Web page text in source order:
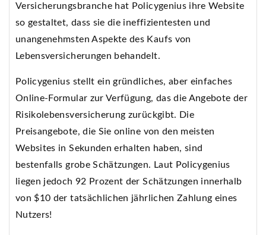
Versicherungsbranche hat Policygenius ihre Website
so gestaltet, dass sie die ineffizientesten und
unangenehmsten Aspekte des Kaufs von
Lebensversicherungen behandelt.
Policygenius stellt ein gründliches, aber einfaches
Online-Formular zur Verfügung, das die Angebote der
Risikolebensversicherung zurückgibt. Die
Preisangebote, die Sie online von den meisten
Websites in Sekunden erhalten haben, sind
bestenfalls grobe Schätzungen. Laut Policygenius
liegen jedoch 92 Prozent der Schätzungen innerhalb
von $10 der tatsächlichen jährlichen Zahlung eines
Nutzers!